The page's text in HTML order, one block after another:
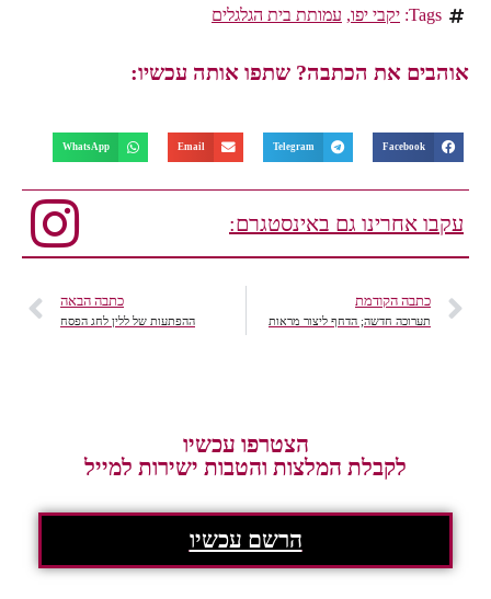
Tags: יקבי יפו, עמותת בית הגלגלים
אוהבים את הכתבה? שתפו אותה עכשיו:
Facebook
Telegram
Email
WhatsApp
עקבו אחרינו גם באינסטגרם:
כתבה הקודמת
תערוכה חדשה; הדחף ליצור מראות
כתבה הבאה
ההפתעות של ללין לחג הפסח
הצטרפו עכשיו
לקבלת המלצות והטבות ישירות למייל
הרשם עכשיו